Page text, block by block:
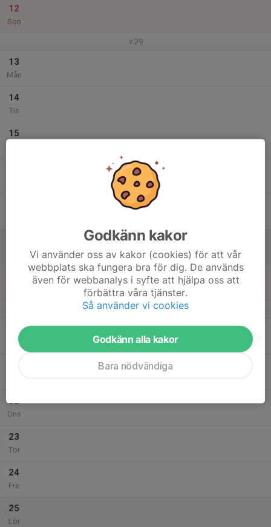
12
Sön
v.29
13
Mån
14
Tis
15
v.30
Mån
22
Ons
23
Tor
24
Fre
25
Lör
Godkänn kakor
Vi använder oss av kakor (cookies) för att vår
webbplats ska fungera bra för dig. De används
även för webbanalys i syfte att hjälpa oss att
förbättra våra tjänster.
Så använder vi cookies
Godkänn alla kakor
Bara nödvändiga